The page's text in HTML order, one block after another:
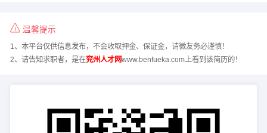
温馨提示
1、本平台仅供信息发布，不会收取押金、保证金，请微友务必谨慎！
2、请告知求职者，是在兖州人才网www.benfueka.com上看到该简历的！